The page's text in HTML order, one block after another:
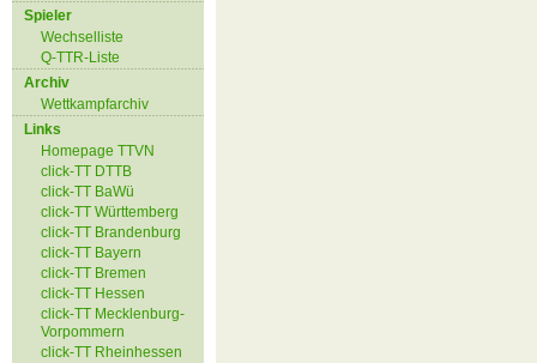
Spieler
Wechselliste
Q-TTR-Liste
Archiv
Wettkampfarchiv
Links
Homepage TTVN
click-TT DTTB
click-TT BaWü
click-TT Württemberg
click-TT Brandenburg
click-TT Bayern
click-TT Bremen
click-TT Hessen
click-TT Mecklenburg-
Vorpommern
click-TT Rheinhessen